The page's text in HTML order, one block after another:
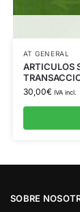
AT GENERAL
ARTICULOS
30,00€ IVA incl.
SOBRE